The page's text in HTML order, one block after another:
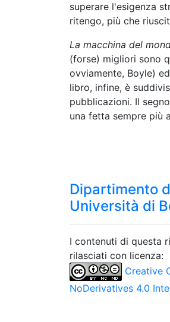
superare l'esigenza
ritengo, più che
La macchina del
(forse) migliori sono
ovviamente, Boyle)
libro, infine, è
pubblicazioni. Il
una fetta sempre più
Dipartimento
Università di
I contenuti di questa
rilasciati con licenza:
Creative
NoDerivatives 4.0